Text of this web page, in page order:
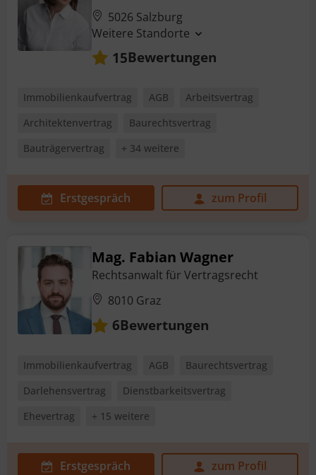
5026 Salzburg
Weitere Standorte
15Bewertungen
Immobilienkaufvertrag AGB
Arbeitsvertrag
Architektenvertrag
Baurechtsvertrag
Bauträgervertrag
+ 34 weitere
Erstgespräch zum Profil
Mag. Fabian Wagner
Rechtsanwalt für Vertragsrecht
8010 Graz
6Bewertungen
Immobilienkaufvertrag AGB
Baurechtsvertrag
Darlehensvertrag
Dienstbarkeitsvertrag
Ehevertrag
+ 15 weitere
Erstgespräch zum Profil